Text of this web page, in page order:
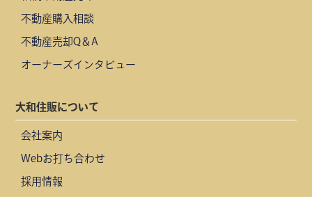
不動産購入相談
不動産売却Q＆A
オーナーズインタビュー
大和住販について
会社案内
Webお打ち合わせ
採用情報